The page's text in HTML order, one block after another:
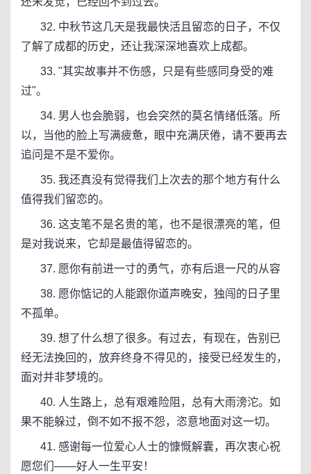
32. 中秋节这几天是我最快活且留恋的日子，不仅
了解了成都的历史，还让我深深地喜欢上成都。
33. "其实故事并不伤感，只是有些感同身受的难
过"。
34. 男人也会脆弱，也会突然的莫名情绪低落。所
以，当他的脸上写满疲惫，眼中充满厌倦，请不要再去
追问是不是不爱你。
35. 我还真没有觉得我们上次去的那个地方有什么
值得我们留恋的。
36. 这支笔不是名贵的笔，也不是很漂亮的笔，但
是对我说来，它却是最值得留恋的。
37. 愿你有前进一寸的勇气，亦有后退一尺的从容
38. 愿你惦记的人能跟你道声晚安，独闯的日子里
不孤单。
39. 想了什么想了很多。有过去，有现在，告别已
经无法挽回的，放弃终身不得见的，接受已经发生的，
面对并非梦境的。
40. 人生路上，总有艰难险阻，总有大雨滂沱。如
果不能躲过，倒不如不报不怨，恣意地面对这一切。
41. 感谢每一位爱心人士的慷慨解囊，再次衷心祝
愿您们——好人一生平安！